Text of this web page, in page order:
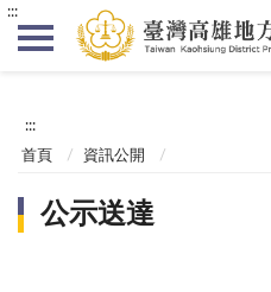
:::
:::
首頁 資訊公開
公示送達